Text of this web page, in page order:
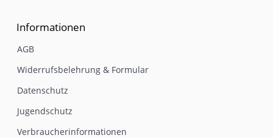
Informationen
AGB
Widerrufsbelehrung & Formular
Datenschutz
Jugendschutz
Verbraucherinformationen